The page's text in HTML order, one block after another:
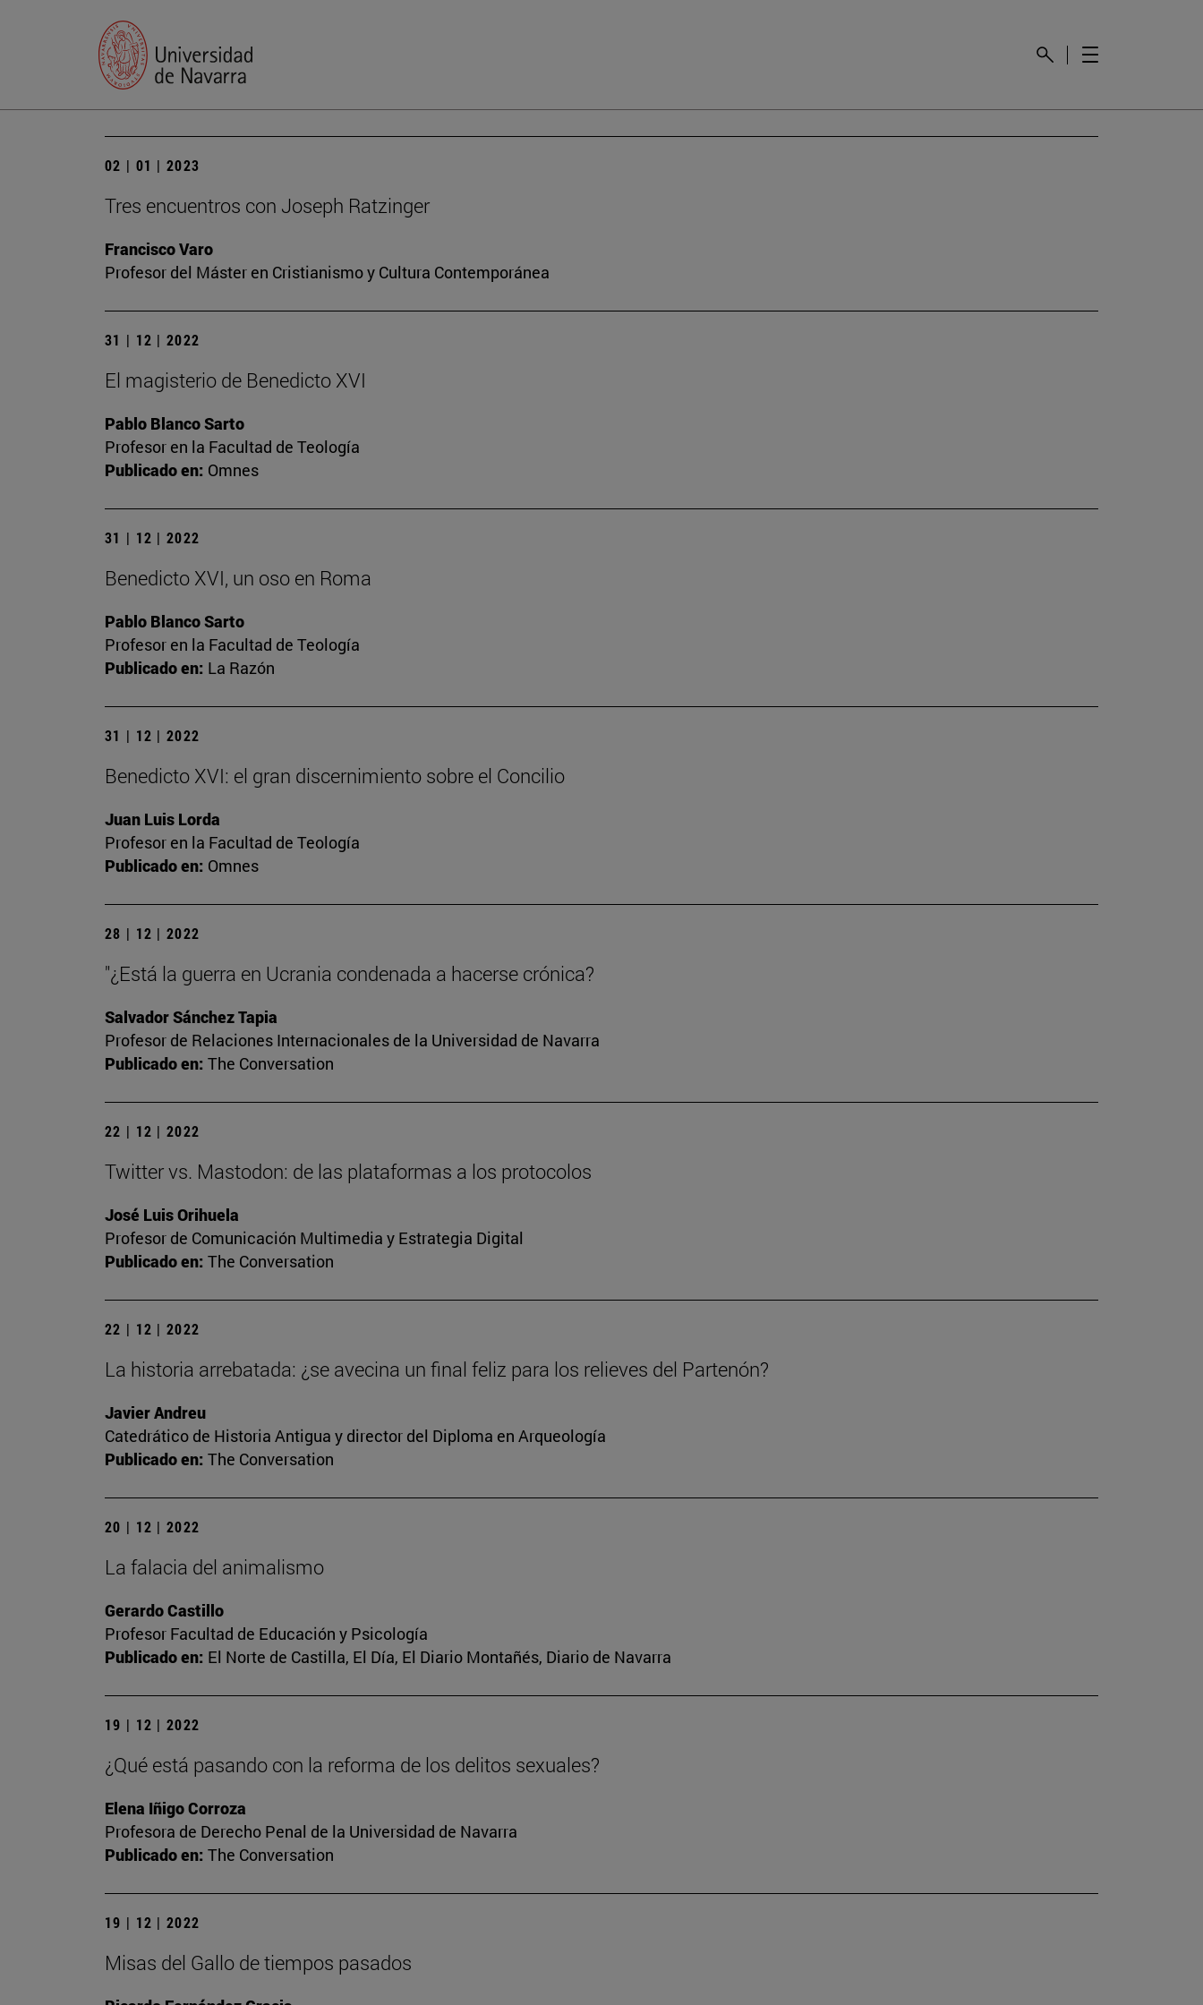
02 | 01 | 2023
Tres encuentros con Joseph Ratzinger
Francisco Varo
Profesor del Máster en Cristianismo y Cultura Contemporánea
31 | 12 | 2022
El magisterio de Benedicto XVI
Pablo Blanco Sarto
Profesor en la Facultad de Teología
Publicado en: Omnes
31 | 12 | 2022
Benedicto XVI, un oso en Roma
Pablo Blanco Sarto
Profesor en la Facultad de Teología
Publicado en: La Razón
31 | 12 | 2022
Benedicto XVI: el gran discernimiento sobre el Concilio
Juan Luis Lorda
Profesor en la Facultad de Teología
Publicado en: Omnes
28 | 12 | 2022
"¿Está la guerra en Ucrania condenada a hacerse crónica?
Salvador Sánchez Tapia
Profesor de Relaciones Internacionales de la Universidad de Navarra
Publicado en: The Conversation
22 | 12 | 2022
Twitter vs. Mastodon: de las plataformas a los protocolos
José Luis Orihuela
Profesor de Comunicación Multimedia y Estrategia Digital
Publicado en: The Conversation
22 | 12 | 2022
La historia arrebatada: ¿se avecina un final feliz para los relieves del Partenón?
Javier Andreu
Catedrático de Historia Antigua y director del Diploma en Arqueología
Publicado en: The Conversation
20 | 12 | 2022
La falacia del animalismo
Gerardo Castillo
Profesor Facultad de Educación y Psicología
Publicado en: El Norte de Castilla, El Día, El Diario Montañés, Diario de Navarra
19 | 12 | 2022
¿Qué está pasando con la reforma de los delitos sexuales?
Elena Iñigo Corroza
Profesora de Derecho Penal de la Universidad de Navarra
Publicado en: The Conversation
19 | 12 | 2022
Misas del Gallo de tiempos pasados